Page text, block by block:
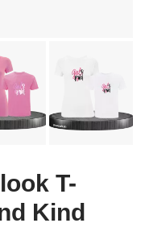
T-
Kind